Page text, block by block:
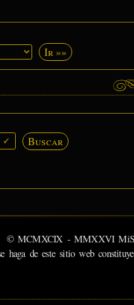
Ir »»
Buscar
© MCMXCIX - MMXXVI
haga de este sitio web